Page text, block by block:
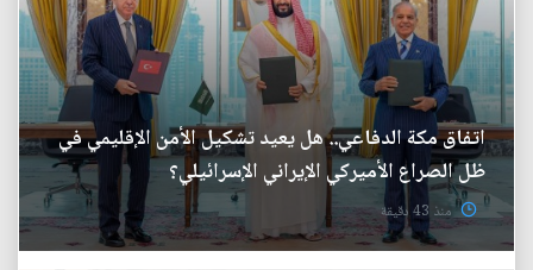
اتفاق مكة الدفاعي.. هل يعيد تشكيل الأمن الإقليمي في
ظل الصراع الأميركي الإيراني الإسرائيلي؟
منذ 43 دقيقة